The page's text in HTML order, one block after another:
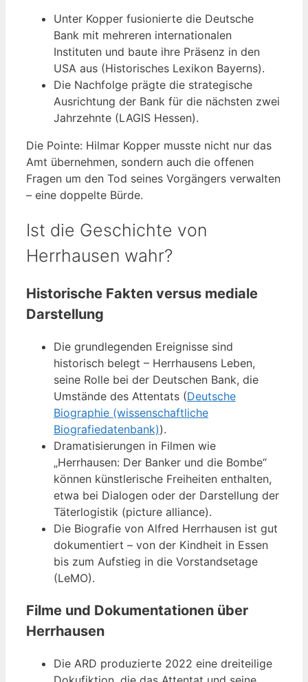
Unter Kopper fusionierte die Deutsche
Bank mit mehreren internationalen
Instituten und baute ihre Präsenz in den
USA aus (Historisches Lexikon Bayerns).
Die Nachfolge prägte die strategische
Ausrichtung der Bank für die nächsten zwei
Jahrzehnte (LAGIS Hessen).
Die Pointe: Hilmar Kopper musste nicht nur das
Amt übernehmen, sondern auch die offenen
Fragen um den Tod seines Vorgängers verwalten
– eine doppelte Bürde.
Ist die Geschichte von
Herrhausen wahr?
Historische Fakten versus mediale
Darstellung
Die grundlegenden Ereignisse sind
historisch belegt – Herrhausens Leben,
seine Rolle bei der Deutschen Bank, die
Umstände des Attentats (Deutsche
Biographie (wissenschaftliche
Biografiedatenbank)).
Dramatisierungen in Filmen wie
„Herrhausen: Der Banker und die Bombe“
können künstlerische Freiheiten enthalten,
etwa bei Dialogen oder der Darstellung der
Täterlogistik (picture alliance).
Die Biografie von Alfred Herrhausen ist gut
dokumentiert – von der Kindheit in Essen
bis zum Aufstieg in die Vorstandsetage
(LeMO).
Filme und Dokumentationen über
Herrhausen
Die ARD produzierte 2022 eine dreiteilige